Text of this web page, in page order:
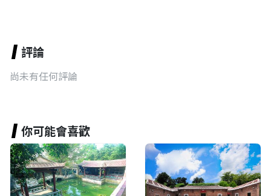
評論
尚未有任何評論
你可能會喜歡